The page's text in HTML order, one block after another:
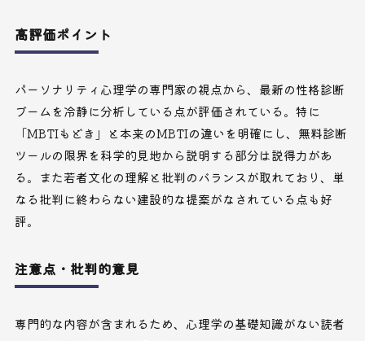
高評価ポイント
パーソナリティ心理学の専門家の視点から、最新の性格診断
ブームを冷静に分析している点が評価されている。特に
「MBTIもどき」と本来のMBTIの違いを明確にし、無料診断
ツールの限界を科学的見地から説明する部分は説得力があ
る。また若者文化の理解と批判のバランスが取れており、単
なる批判に終わらない建設的な提案がなされている点も好
評。
注意点・批判的意見
専門的な内容が含まれるため、心理学の基礎知識がない読者